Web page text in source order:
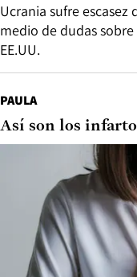
Ucrania sufre escasez
medio de dudas
EE.UU.
PAULA
Así son los